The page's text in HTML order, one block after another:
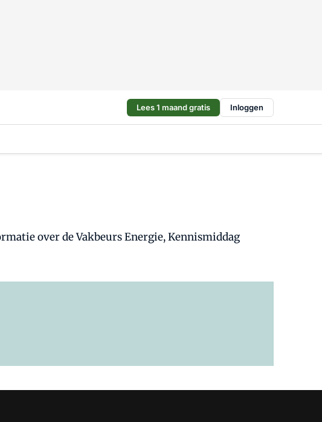
Lees 1 maand gratis Inloggen
over de Vakbeurs Energie, Kennismiddag